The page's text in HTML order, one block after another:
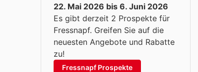
22. Mai 2026 bis 6. Juni 2026
Es gibt derzeit 2 Prospekte für
Fressnapf. Greifen Sie auf die
neuesten Angebote und Rabatte
zu!
Fressnapf Prospekte